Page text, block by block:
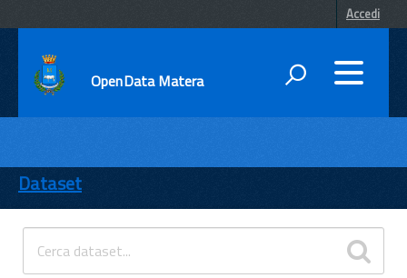
Accedi
OpenData Matera
ENTI
TEMI
INFORMAZIONI
Dataset